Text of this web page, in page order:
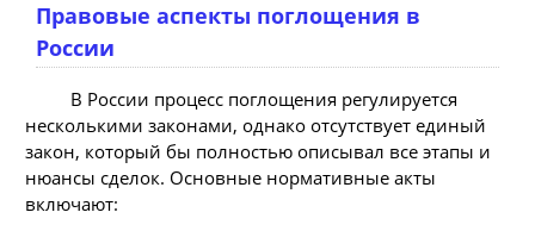
Правовые аспекты поглощения в
России
В России процесс поглощения регулируется
несколькими законами, однако отсутствует единый
закон, который бы полностью описывал все этапы и
нюансы сделок. Основные нормативные акты
включают: